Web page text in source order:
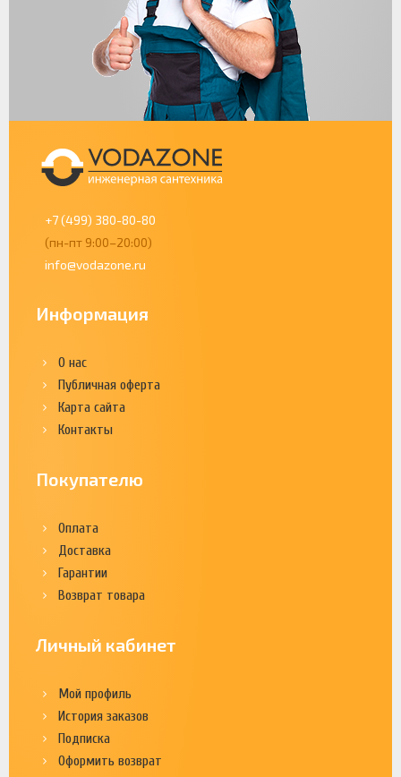
+7 (499) 380-80-80
(пн-пт 9:00–20:00)
info@vodazone.ru
Информация
О нас
Публичная оферта
Карта сайта
Контакты
Покупателю
Оплата
Доставка
Гарантии
Возврат товара
Личный кабинет
Мой профиль
История заказов
Подписка
Оформить возврат